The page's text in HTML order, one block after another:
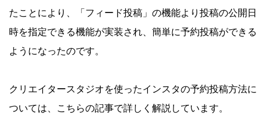
たことにより、「フィード投稿」の機能より投稿の公開日
時を指定できる機能が実装され、簡単に予約投稿ができる
ようになったのです。
クリエイタースタジオを使ったインスタの予約投稿方法に
ついては、こちらの記事で詳しく解説しています。